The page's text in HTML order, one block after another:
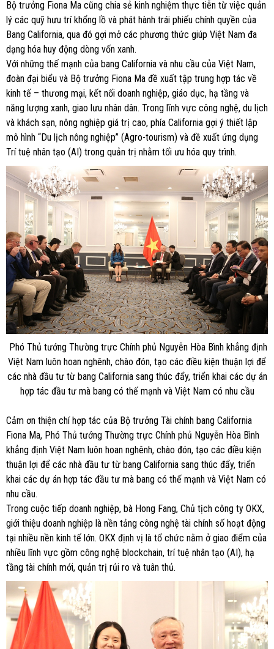
Bộ trưởng Fiona Ma cũng chia sẻ kinh nghiệm thực tiễn từ việc quản
lý các quỹ hưu trí khổng lồ và phát hành trái phiếu chính quyền của
Bang California, qua đó gợi mở các phương thức giúp Việt Nam đa
dạng hóa huy động dòng vốn xanh.
Với những thế mạnh của bang California và nhu cầu của Việt Nam,
đoàn đại biểu và Bộ trưởng Fiona Ma đề xuất tập trung hợp tác về
kinh tế – thương mại, kết nối doanh nghiệp, giáo dục, hạ tầng và
năng lượng xanh, giao lưu nhân dân. Trong lĩnh vực công nghệ, du lịch
và khách sạn, nông nghiệp giá trị cao, phía California gợi ý thiết lập
mô hình “Du lịch nông nghiệp” (Agro-tourism) và đề xuất ứng dụng
Trí tuệ nhân tạo (AI) trong quản trị nhằm tối ưu hóa quy trình.
Phó Thủ tướng Thường trực Chính phủ Nguyễn Hòa Bình khẳng định
Việt Nam luôn hoan nghênh, chào đón, tạo các điều kiện thuận lợi để
các nhà đầu tư từ bang California sang thúc đẩy, triển khai các dự án
hợp tác đầu tư mà bang có thế mạnh và Việt Nam có nhu cầu
Cảm ơn thiện chí hợp tác của Bộ trưởng Tài chính bang California
Fiona Ma, Phó Thủ tướng Thường trực Chính phủ Nguyễn Hòa Bình
khẳng định Việt Nam luôn hoan nghênh, chào đón, tạo các điều kiện
thuận lợi để các nhà đầu tư từ bang California sang thúc đẩy, triển
khai các dự án hợp tác đầu tư mà bang có thế mạnh và Việt Nam có
nhu cầu.
Trong cuộc tiếp doanh nghiệp, bà Hong Fang, Chủ tịch công ty OKX,
giới thiệu doanh nghiệp là nền tảng công nghệ tài chính số hoạt động
tại nhiều nền kinh tế lớn. OKX định vị là tổ chức nằm ở giao điểm của
nhiều lĩnh vực gồm công nghệ blockchain, trí tuệ nhân tạo (AI), hạ
tầng tài chính mới, quản trị rủi ro và tuân thủ.